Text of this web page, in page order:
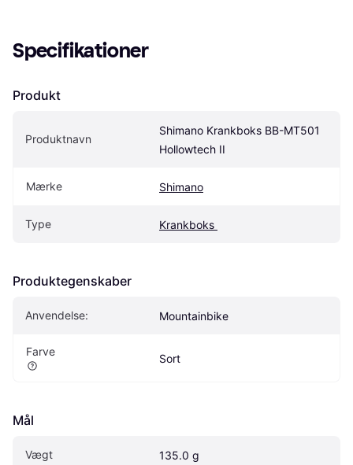
Specifikationer
Produkt
Produktnavn
Shimano Krankboks BB-MT501
Hollowtech II
Mærke Shimano
Type Krankboks
Produktegenskaber
Anvendelse: Mountainbike
Farve
Sort
Mål
Vægt 135.0 g